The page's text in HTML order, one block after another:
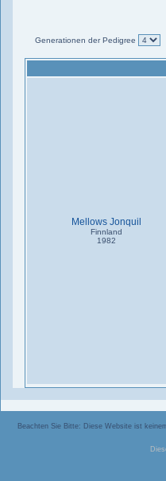
Generationen der Pedigree
Mellows Jonquil
Finnland
1982
Beachten Sie Bitte: Diese Website ist